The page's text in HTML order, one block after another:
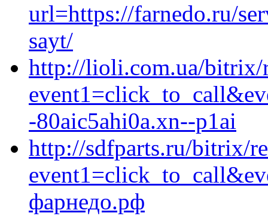
url=https://farnedo.ru/
sayt/
http://lioli.com.ua/bitrix/
-80aic5ahi0a.xn--p1ai
http://sdfparts.ru/bitrix/
фарнедо.рф